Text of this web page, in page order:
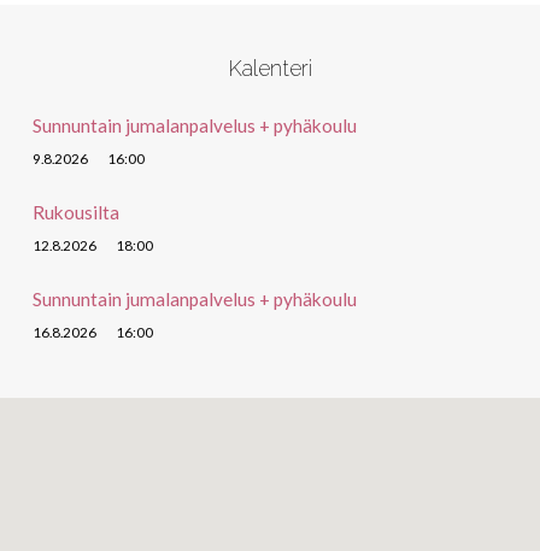
Kalenteri
Sunnuntain jumalanpalvelus + pyhäkoulu
9.8.2026 16:00
Rukousilta
12.8.2026 18:00
Sunnuntain jumalanpalvelus + pyhäkoulu
16.8.2026 16:00